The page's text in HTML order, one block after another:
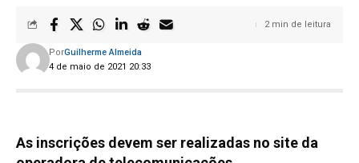
4 de maio de 2021 20:33
PorGuilherme Almeida
2 min de leitura
As inscrições devem ser realizadas no site da